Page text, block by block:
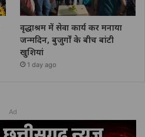
वृद्धाश्रम में सेवा कार्य कर मनाया
जन्मदिन, बुजुर्गों के बीच बांटी
खुशियां
1 day ago
Ad